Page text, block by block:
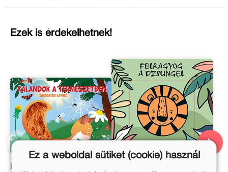
Ezek is érdekelhetnek!
Ez a weboldal sütiket (cookie) használ